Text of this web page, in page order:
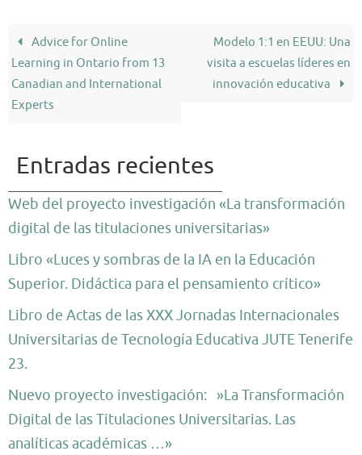
Advice for Online
Learning in Ontario from 13
Canadian and International
Experts
Modelo 1:1 en EEUU: Una
visita a escuelas líderes en
innovación educativa
Entradas recientes
Web del proyecto investigación «La transformación
digital de las titulaciones universitarias»
Libro «Luces y sombras de la IA en la Educación
Superior. Didáctica para el pensamiento crítico»
Libro de Actas de las XXX Jornadas Internacionales
Universitarias de Tecnología Educativa JUTE Tenerife
23.
Nuevo proyecto investigación: »La Transformación
Digital de las Titulaciones Universitarias. Las
analíticas académicas …»